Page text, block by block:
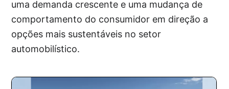
uma demanda crescente e uma mudança de
comportamento do consumidor em direção a
opções mais sustentáveis no setor
automobilístico.